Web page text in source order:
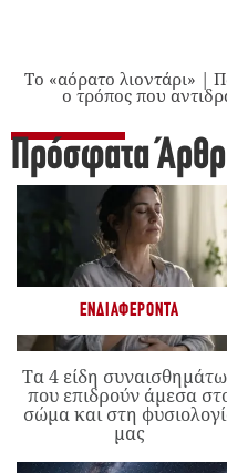
Το «αόρατο λιοντάρι» |
ο τρόπος που
Πρόσφατα
ΕΝΔΙΑΦΈΡΟΝΤΑ
Τα 4 είδη
που επιδρούν άμεσα
σώμα και στη
μας